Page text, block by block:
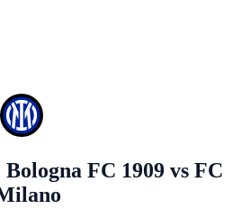
FC 1909 vs FC